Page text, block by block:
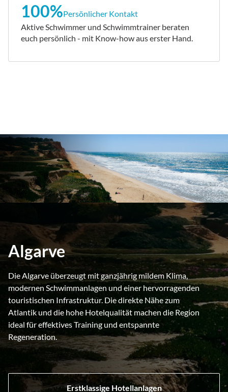
100%Persönlicher Kontakt
Aktive Schwimmer und Schwimmtrainer beraten
euch persönlich - mit Know-how aus erster Hand.
Algarve
Die Algarve überzeugt mit ganzjährig mildem Klima,
modernen Schwimmanlagen und einer hervorragenden
touristischen Infrastruktur. Die direkte Nähe zum
Atlantik und die hohe Hotelqualität machen die Region
ideal für effektives Training und entspannte
Regeneration.
Erstklassige Hotellanlagen